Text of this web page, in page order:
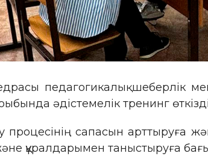
педагогикалық шеберлік
әдістемелік тренинг
сапасын арттыруға
құралдарымен таныстыруға